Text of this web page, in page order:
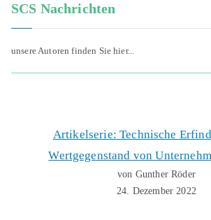
SCS Nachrichten
unsere Autoren finden Sie hier...
Artikelserie: Technische
Wertgegenstand von
von Gunther Röder
24. Dezember 2022